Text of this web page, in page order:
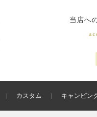
当店へ
カスタム キャンピン